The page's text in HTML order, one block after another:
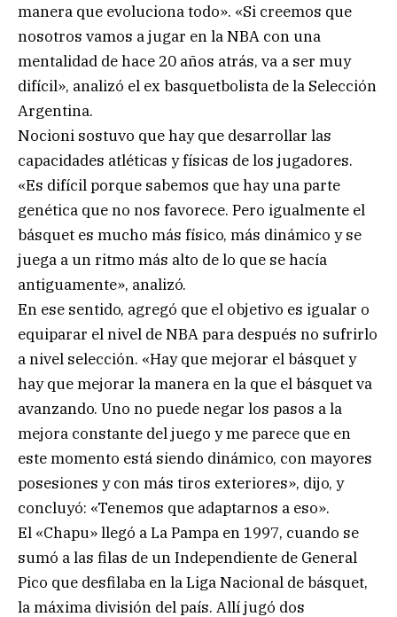
manera que evoluciona todo». «Si creemos que
nosotros vamos a jugar en la NBA con una
mentalidad de hace 20 años atrás, va a ser muy
difícil», analizó el ex basquetbolista de la Selección
Argentina.
Nocioni sostuvo que hay que desarrollar las
capacidades atléticas y físicas de los jugadores.
«Es difícil porque sabemos que hay una parte
genética que no nos favorece. Pero igualmente el
básquet es mucho más físico, más dinámico y se
juega a un ritmo más alto de lo que se hacía
antiguamente», analizó.
En ese sentido, agregó que el objetivo es igualar o
equiparar el nivel de NBA para después no sufrirlo
a nivel selección. «Hay que mejorar el básquet y
hay que mejorar la manera en la que el básquet va
avanzando. Uno no puede negar los pasos a la
mejora constante del juego y me parece que en
este momento está siendo dinámico, con mayores
posesiones y con más tiros exteriores», dijo, y
concluyó: «Tenemos que adaptarnos a eso».
El «Chapu» llegó a La Pampa en 1997, cuando se
sumó a las filas de un Independiente de General
Pico que desfilaba en la Liga Nacional de básquet,
la máxima división del país. Allí jugó dos